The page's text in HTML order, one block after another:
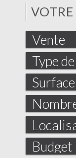
VOTRE
Vente
Type
Surface
Budget